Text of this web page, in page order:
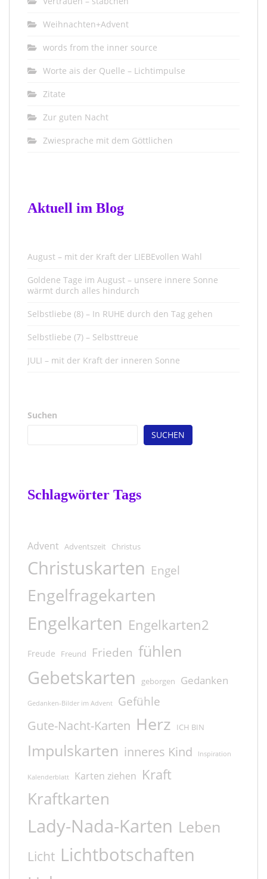
Weihnachten+Advent
words from the inner source
Worte ais der Quelle – Lichtimpulse
Zitate
Zur guten Nacht
Zwiesprache mit dem Göttlichen
Aktuell im Blog
August – mit der Kraft der LIEBEvollen Wahl
Goldene Tage im August – unsere innere Sonne
wärmt durch alles hindurch
Selbstliebe (8) – In RUHE durch den Tag gehen
Selbstliebe (7) – Selbsttreue
JULI – mit der Kraft der inneren Sonne
Suchen
SUCHEN
Schlagwörter Tags
Advent Adventszeit Christus
Christuskarten Engel
Engelfragekarten
Engelkarten Engelkarten2
Freude Freund Frieden fühlen
Gebetskarten geborgen Gedanken
Gedanken-Bilder im Advent Gefühle
Gute-Nacht-Karten Herz ICH BIN
Impulskarten inneres Kind Inspiration
Kalenderblatt Karten ziehen Kraft
Kraftkarten
Lady-Nada-Karten Leben
Licht Lichtbotschaften